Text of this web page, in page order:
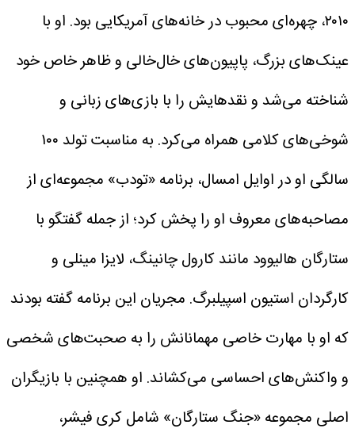
۲۰۱۰، چهره‌ای محبوب در خانه‌های آمریکایی بود. او با
عینک‌های بزرگ، پاپیون‌های خال‌خالی و ظاهر خاص خود
شناخته می‌شد و نقدهایش را با بازی‌های زبانی و
شوخی‌های کلامی همراه می‌کرد.
به مناسبت تولد ۱۰۰
سالگی او در اوایل امسال، برنامه «تودب» مجموعه‌ای از
مصاحبه‌های معروف او را پخش کرد؛ از جمله گفتگو با
ستارگان هالیوود مانند کارول چانینگ، لایزا مینلی و
کارگردان استیون اسپیلبرگ. مجریان این برنامه گفته بودند
که او با مهارت خاصی مهمانانش را به صحبت‌های شخصی
و واکنش‌های احساسی می‌کشاند. او همچنین با بازیگران
اصلی مجموعه «جنگ ستارگان» شامل کری فیشر،